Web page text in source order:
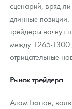
сценарий, вряд
длинные позиции.
трейдеры начнут
между 1265-1300
отрицательные
Рынок трейдера
Адам Баттон,